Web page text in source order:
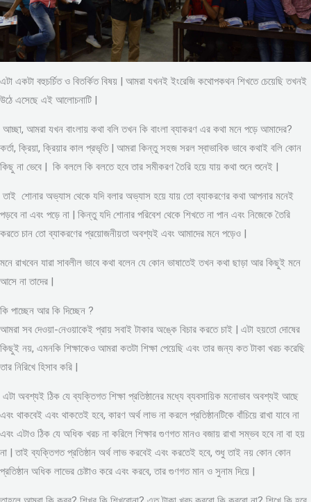
এটা একটা বহুচর্চিত ও বিতর্কিত বিষয় | আমরা যখনই ইংরেজি কথোপকথন শিখতে চেয়েছি তখনই
উঠে এসেছে এই আলোচনাটি |
আচ্ছা, আমরা যখন বাংলায় কথা বলি তখন কি বাংলা ব্যাকরণ এর কথা মনে পড়ে আমাদের?
কর্তা, ক্রিয়া, ক্রিয়ার কাল প্রভৃতি | আমরা কিন্তু সহজ সরল স্বাভাবিক ভাবে কথাই বলি কোন
কিছু না ভেবে | কি বললে কি বলতে হবে তার সমীকরণ তৈরি হয়ে যায় কথা শুনে শুনেই |
তাই শোনার অভ্যাস থেকে যদি বলার অভ্যাস হয়ে যায় তো ব্যাকরণের কথা আপনার মনেই
পড়বে না এবং পড়ে না | কিন্তু যদি শোনার পরিবেশ থেকে শিখতে না পান এবং নিজেকে তৈরি
করতে চান তো ব্যাকরণের প্রয়োজনীয়তা অবশ্যই এবং আমাদের মনে পড়েও |
মনে রাখবেন যারা সাবলীল ভাবে কথা বলেন যে কোন ভাষাতেই তখন কথা ছাড়া আর কিছুই মনে
আসে না তাদের |
কি পাচ্ছেন আর কি দিচ্ছেন ?
আমরা সব দেওয়া-নেওয়াকেই প্রায় সবাই টাকার অঙ্কে বিচার করতে চাই | এটা হয়তো দোষের
কিছুই নয়, এমনকি শিক্ষাকেও আমরা কতটা শিক্ষা পেয়েছি এবং তার জন্য কত টাকা খরচ করেছি
তার নিরিখে হিসাব করি |
এটা অবশ্যই ঠিক যে ব্যক্তিগত শিক্ষা প্রতিষ্ঠানের মধ্যে ব্যবসায়িক মনোভাব অবশ্যই আছে
এবং থাকবেই এবং থাকতেই হবে, কারণ অর্থ লাভ না করলে প্রতিষ্ঠানটিকে বাঁচিয়ে রাখা যাবে না
এবং এটাও ঠিক যে অধিক খরচ না করিলে শিক্ষার গুণগত মানও বজায় রাখা সম্ভব হবে না বা হয়
না | তাই ব্যক্তিগত প্রতিষ্ঠান অর্থ লাভ করবেই এবং করতেই হবে, শুধু তাই নয় কোন কোন
প্রতিষ্ঠান অধিক লাভের চেষ্টাও করে এবং করবে, তার গুণগত মান ও সুনাম দিয়ে |